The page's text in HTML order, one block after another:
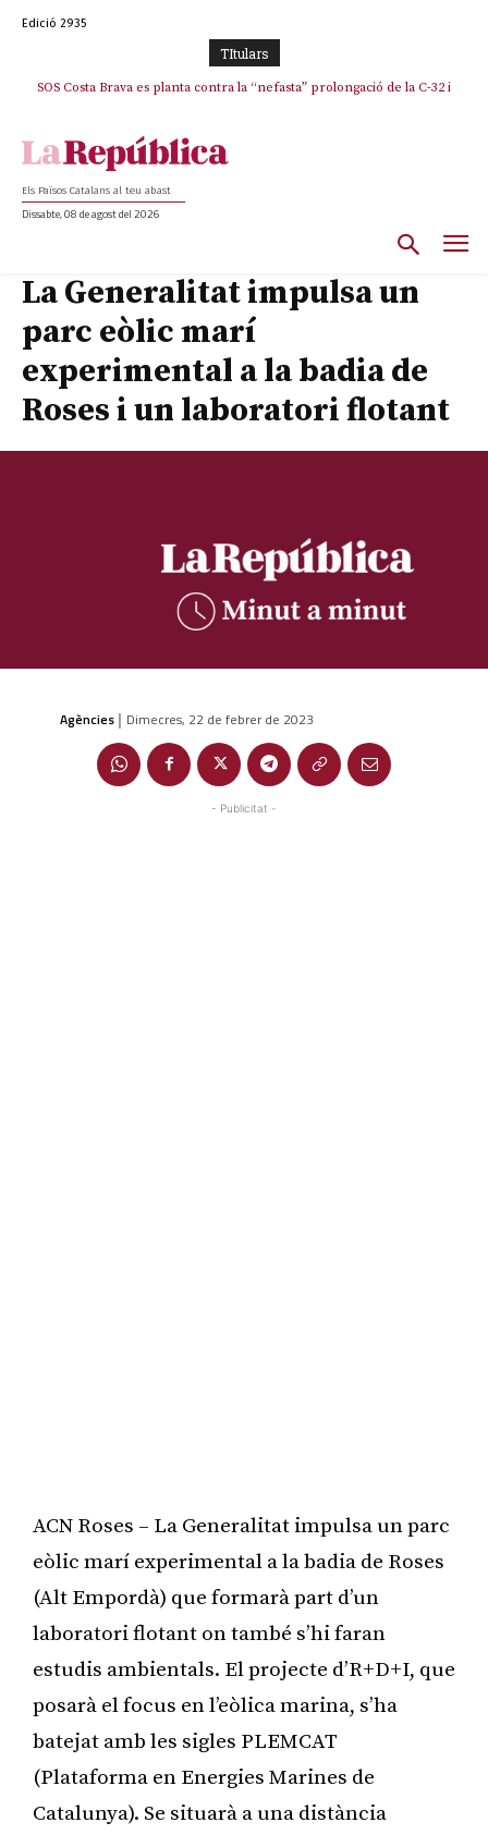
Edició 2935
TItulars
SOS Costa Brava es planta contra la “nefasta” prolongació de la C-32 i
Els Països Catalans al teu abast
Dissabte, 08 de agost del 2026
La Generalitat impulsa un
parc eòlic marí
experimental a la badia de
Roses i un laboratori flotant
Agències | Dimecres, 22 de febrer de 2023
- Publicitat -
ACN Roses – La Generalitat impulsa un parc
eòlic marí experimental a la badia de Roses
(Alt Empordà) que formarà part d’un
laboratori flotant on també s’hi faran
estudis ambientals. El projecte d’R+D+I, que
posarà el focus en l’eòlica marina, s’ha
batejat amb les sigles PLEMCAT
(Plataforma en Energies Marines de
Catalunya). Se situarà a una distància